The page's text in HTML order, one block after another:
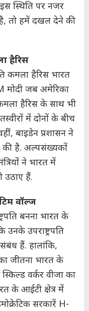
स्थिति पर नजर
तो हमें दखल देने की
हैरिस
कमला हैरिस भारत
मोदी जब अमेरिका
हैरिस के साथ भी
में दोनों के बीच
बाइडेन प्रशासन ने
की है. अल्पसंख्यकों
ने भारत में
उठाए हैं.
वॉल्ज
बनना भारत के
उपराष्ट्रपति
हैं. हालांकि,
जीतना भारत के
वर्कर वीजा का
के आईटी क्षेत्र में
सरकारें H-